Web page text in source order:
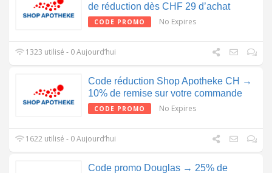
de réduction dès CHF 29 d’achat
CODE PROMO No Expires
1323 utilisé - 0 Aujourd’hui
Code réduction Shop Apotheke CH →
10% de remise sur votre commande
CODE PROMO No Expires
1622 utilisé - 0 Aujourd’hui
Code promo Douglas → 25% de